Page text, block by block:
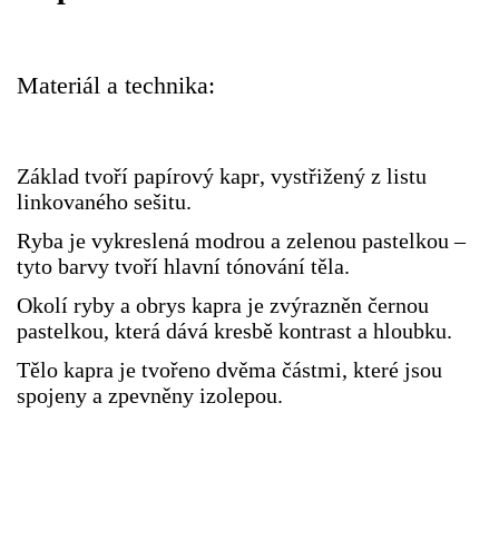
VZDĚLÁVACÍ BLOK LEDEN
VZDĚLÁVACÍ BLOK ÚNOR
VZDĚLÁVACÍ BLOK BŘEZEN
VZDĚLÁVACÍ BLOK DUBEN
Materiál a technika:
Základ tvoří papírový kapr, vystřižený z listu
linkovaného sešitu.
Ryba je vykreslená modrou a zelenou pastelkou –
tyto barvy tvoří hlavní tónování těla.
Okolí ryby a obrys kapra je zvýrazněn černou
pastelkou, která dává kresbě kontrast a hloubku.
Tělo kapra je tvořeno dvěma částmi, které jsou
spojeny a zpevněny izolepou.